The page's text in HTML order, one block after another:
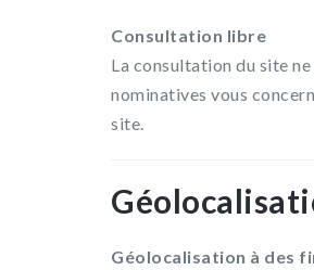
Consultation libre
La consultation du site
nominatives vous
site.
Géolocalisation à des